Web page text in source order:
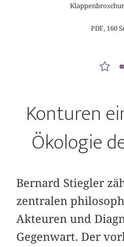
PDF, 160
Konturen
Ökologie
Bernard Stiegler
zentralen
Akteuren und
Gegenwart. Der